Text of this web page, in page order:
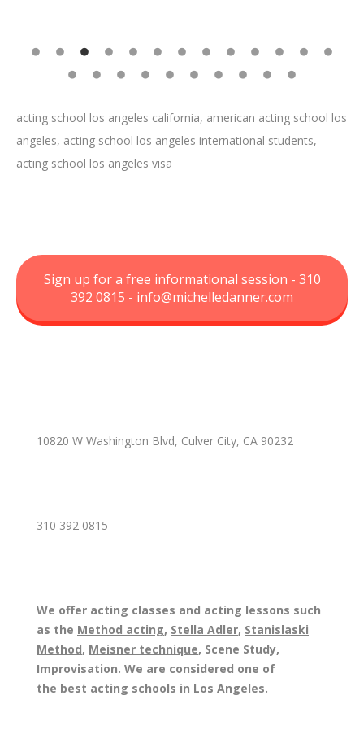
acting school los angeles california, american acting school los
angeles, acting school los angeles international students,
acting school los angeles visa
Sign up for a free informational session - 310
392 0815 - info@michelledanner.com
10820 W Washington Blvd, Culver City, CA 90232
310 392 0815
We offer acting classes and acting lessons such
as the Method acting, Stella Adler, Stanislaski
Method, Meisner technique, Scene Study,
Improvisation. We are considered one of
the best acting schools in Los Angeles.